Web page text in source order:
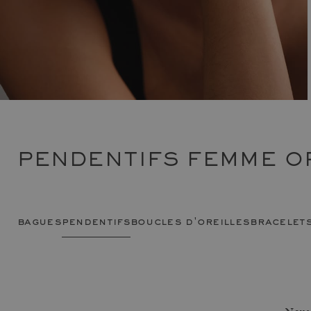
PENDENTIFS FEMME
bagues pendentifs boucles d'oreilles